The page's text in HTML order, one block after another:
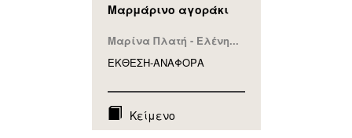
Μαρμάρινο αγοράκι
Μαρίνα Πλατή - Ελένη...
ΕΚΘΕΣΗ-ΑΝΑΦΟΡA
Κείμενο